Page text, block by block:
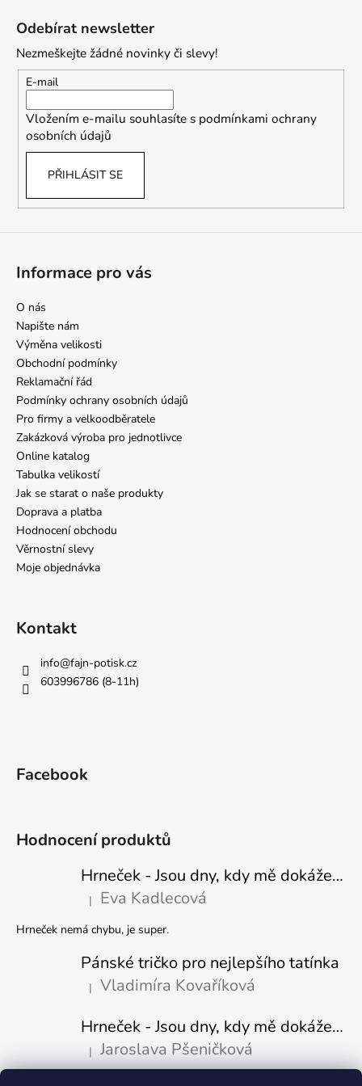
Odebírat newsletter
Nezmeškejte žádné novinky či slevy!
E-mail
Vložením e-mailu souhlasíte s podmínkami ochrany
osobních údajů
PŘIHLÁSIT SE
Informace pro vás
O nás
Napište nám
Výměna velikosti
Obchodní podmínky
Reklamační řád
Podmínky ochrany osobních údajů
Pro firmy a velkoodběratele
Zakázková výroba pro jednotlivce
Online katalog
Tabulka velikostí
Jak se starat o naše produkty
Doprava a platba
Hodnocení obchodu
Věrnostní slevy
Moje objednávka
Kontakt
info@fajn-potisk.cz
603996786 (8-11h)
Facebook
Hodnocení produktů
Hrneček - Jsou dny, kdy mě dokáže nasrat i vzduch - Sova
Hodnocení produktu je 5 z 5 hvězdiček.
| Eva Kadlecová
Hrneček nemá chybu, je super.
Pánské tričko pro nejlepšího tatínka
Hodnocení produktu je 5 z 5 hvězdiček.
| Vladimíra Kovaříková
Hrneček - Jsou dny, kdy mě dokáže nasrat i vzduch-naštvaný pejsek
Hodnocení produktu je 5 z 5 hvězdiček.
| Jaroslava Pšeničková